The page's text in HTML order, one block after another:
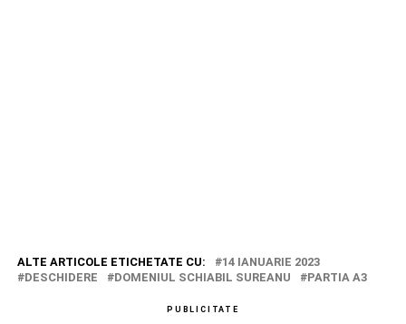
ALTE ARTICOLE ETICHETATE CU:
14 IANUARIE 2023
DESCHIDERE
DOMENIUL SCHIABIL SUREANU PARTIA A3
PUBLICITATE